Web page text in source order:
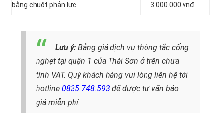
bằng chuột phản lực.
3.000.000 vnđ
Lưu ý: Bảng giá dịch vụ thông tắc cống
nghẹt tại quận 1 của Thái Sơn ở trên chưa
tính VAT. Quý khách hàng vui lòng liên hệ tới
hotline 0835.748.593 để được tư vấn báo
giá miễn phí.